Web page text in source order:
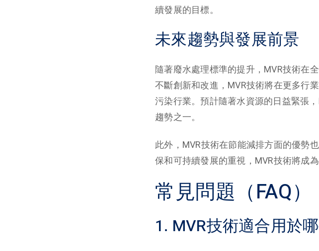
續發展的目標。
未來趨勢與發展前景
隨著廢水處理標準的提升，MVR技術在
不斷創新和改進，MVR技術將在更多行
污染行業。預計隨著水資源的日益緊張
趨勢之一。
此外，MVR技術在節能減排方面的優勢
保和可持續發展的重視，MVR技術將成
常見問題（FAQ）
1. MVR技術適合用於